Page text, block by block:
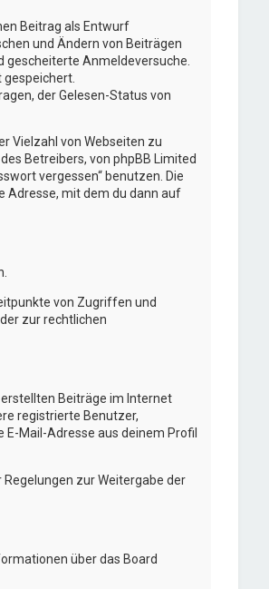
Beitrag als Entwurf
und Ändern von Beiträgen
Anmeldeversuche.
der Gelesen-Status von
Vielzahl von Webseiten zu
Betreibers, von phpBB Limited
vergessen“ benutzen. Die
Adresse, mit dem du dann auf
von Zugriffen und
zur rechtlichen
Beiträge im Internet
registrierte Benutzer,
E-Mail-Adresse aus deinem Profil
zur Weitergabe der
über das Board